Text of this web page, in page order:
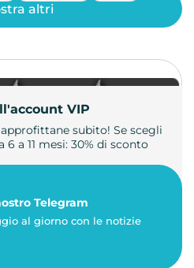
VIP
subito! Se scegli
a 11 mesi: 30% di sconto
altri
Telegram
al giorno con le notizie